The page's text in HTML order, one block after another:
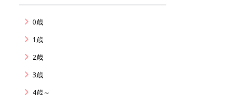
0歳
1歳
2歳
3歳
4歳～